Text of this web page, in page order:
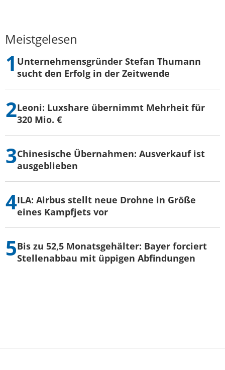
Meistgelesen
Unternehmensgründer Stefan Thumann
sucht den Erfolg in der Zeitwende
Leoni: Luxshare übernimmt Mehrheit für
320 Mio. €
Chinesische Übernahmen: Ausverkauf ist
ausgeblieben
ILA: Airbus stellt neue Drohne in Größe
eines Kampfjets vor
Bis zu 52,5 Monatsgehälter: Bayer forciert
Stellenabbau mit üppigen Abfindungen